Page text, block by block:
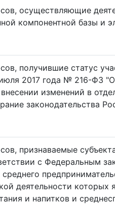
осуществляющие
компонентной базы и
получившие статус
2017 года № 216-ФЗ
изменений в
законодательства
признаваемые
с Федеральным
деятельности которых
и напитков и